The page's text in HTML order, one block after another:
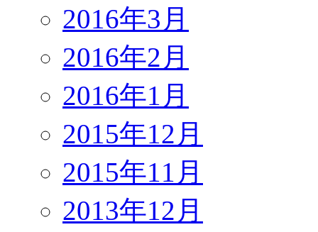
2016年3月
2016年2月
2016年1月
2015年12月
2015年11月
2013年12月